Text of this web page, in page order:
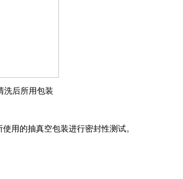
洗后所用包装
用的抽真空包装进行密封性测试。